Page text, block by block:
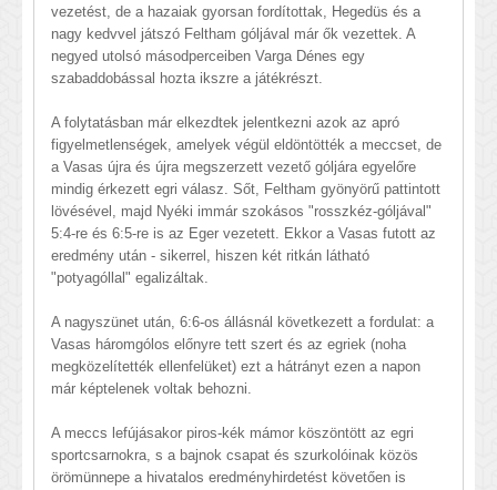
vezetést, de a hazaiak gyorsan fordítottak, Hegedüs és a
nagy kedvvel játszó Feltham góljával már ők vezettek. A
negyed utolsó másodperceiben Varga Dénes egy
szabaddobással hozta ikszre a játékrészt.
A folytatásban már elkezdtek jelentkezni azok az apró
figyelmetlenségek, amelyek végül eldöntötték a meccset, de
a Vasas újra és újra megszerzett vezető góljára egyelőre
mindig érkezett egri válasz. Sőt, Feltham gyönyörű pattintott
lövésével, majd Nyéki immár szokásos "rosszkéz-góljával"
5:4-re és 6:5-re is az Eger vezetett. Ekkor a Vasas futott az
eredmény után - sikerrel, hiszen két ritkán látható
"potyagóllal" egalizáltak.
A nagyszünet után, 6:6-os állásnál következett a fordulat: a
Vasas háromgólos előnyre tett szert és az egriek (noha
megközelítették ellenfelüket) ezt a hátrányt ezen a napon
már képtelenek voltak behozni.
A meccs lefújásakor piros-kék mámor köszöntött az egri
sportcsarnokra, s a bajnok csapat és szurkolóinak közös
örömünnepe a hivatalos eredményhirdetést követően is